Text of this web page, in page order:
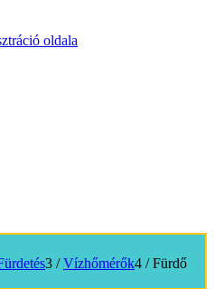
oldala
3 / Vízhőmérők4 / Fürdő